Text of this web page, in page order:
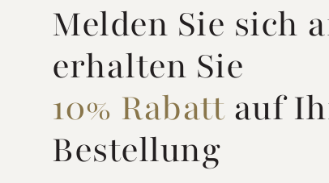
Melden Sie sich
erhalten Sie
10% Rabattauf
Bestellung